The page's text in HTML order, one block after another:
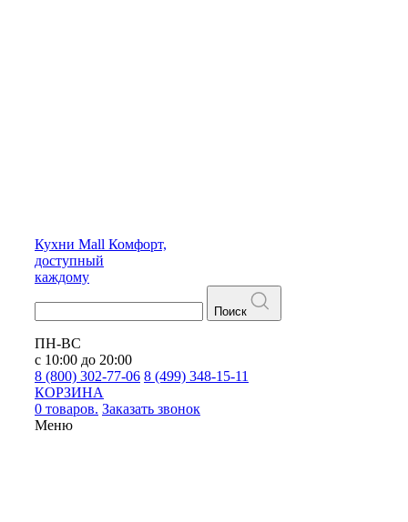
Кухни Mall Комфорт,
доступный
каждому
Поиск
ПН-ВС
с 10:00 до 20:00
8 (800) 302-77-06 8 (499) 348-15-11
КОРЗИНА
0 товаров. Заказать звонок
Меню